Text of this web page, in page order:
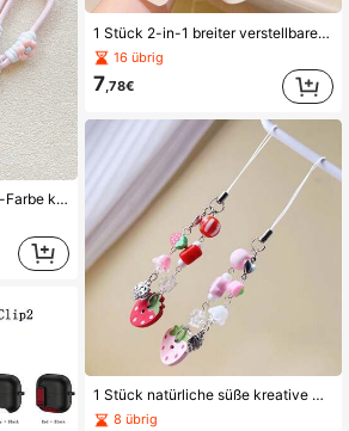
1 Stück INS-Stil Macaron-Farbe kleine Blume gewebtes Handy-Lanyard multifunktionaler kurzer Handriemen mit Clip für Tasche
1 Stück 2-in-1 breiter verstellbarer Schultergurt Anti-Verlust Kamera-Lanyard, einfarbig vielseitig hochwertig langanhaltend Aufhängeseil für Outdoor-Reisen
16 übrig
7 ,78€
1 Stück natürliche süße kreative Perlen-Erdbeere Handy-Kette Kartenhalter USB-Stick Anhänger Anhänger Beste Freundin Geschenk
8 übrig